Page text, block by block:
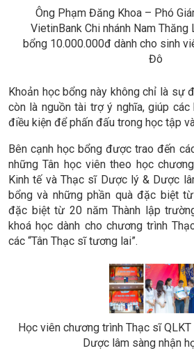
Ông Phạm Đăng Khoa – Phó
VietinBank Chi nhánh Nam
bổng 10.000.000đ dành cho sinh
Đô
Khoản học bổng này không chỉ là sự
còn là nguồn tài trợ ý nghĩa, giúp
điều kiện để phấn đấu trong học tập
Bên cạnh học bổng được trao đến
những Tân học viên theo học
Kinh tế và Thạc sĩ Dược lý & Dược
bổng và những phần quà đặc biệt
đặc biệt từ 20 năm Thành lập
khoá học dành cho chương trình
các “Tân Thạc sĩ tương lai”.